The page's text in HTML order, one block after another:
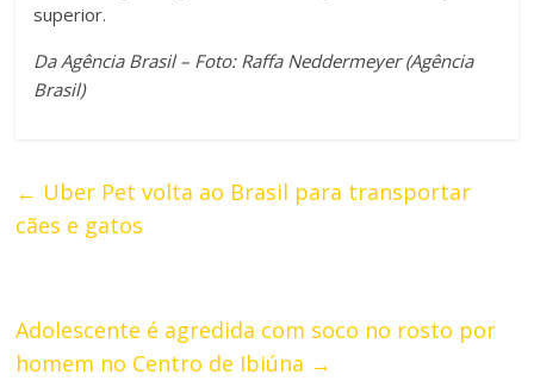
superior.
Da Agência Brasil – Foto: Raffa Neddermeyer (Agência
Brasil)
← Uber Pet volta ao Brasil para transportar
cães e gatos
Adolescente é agredida com soco no rosto por
homem no Centro de Ibiúna →